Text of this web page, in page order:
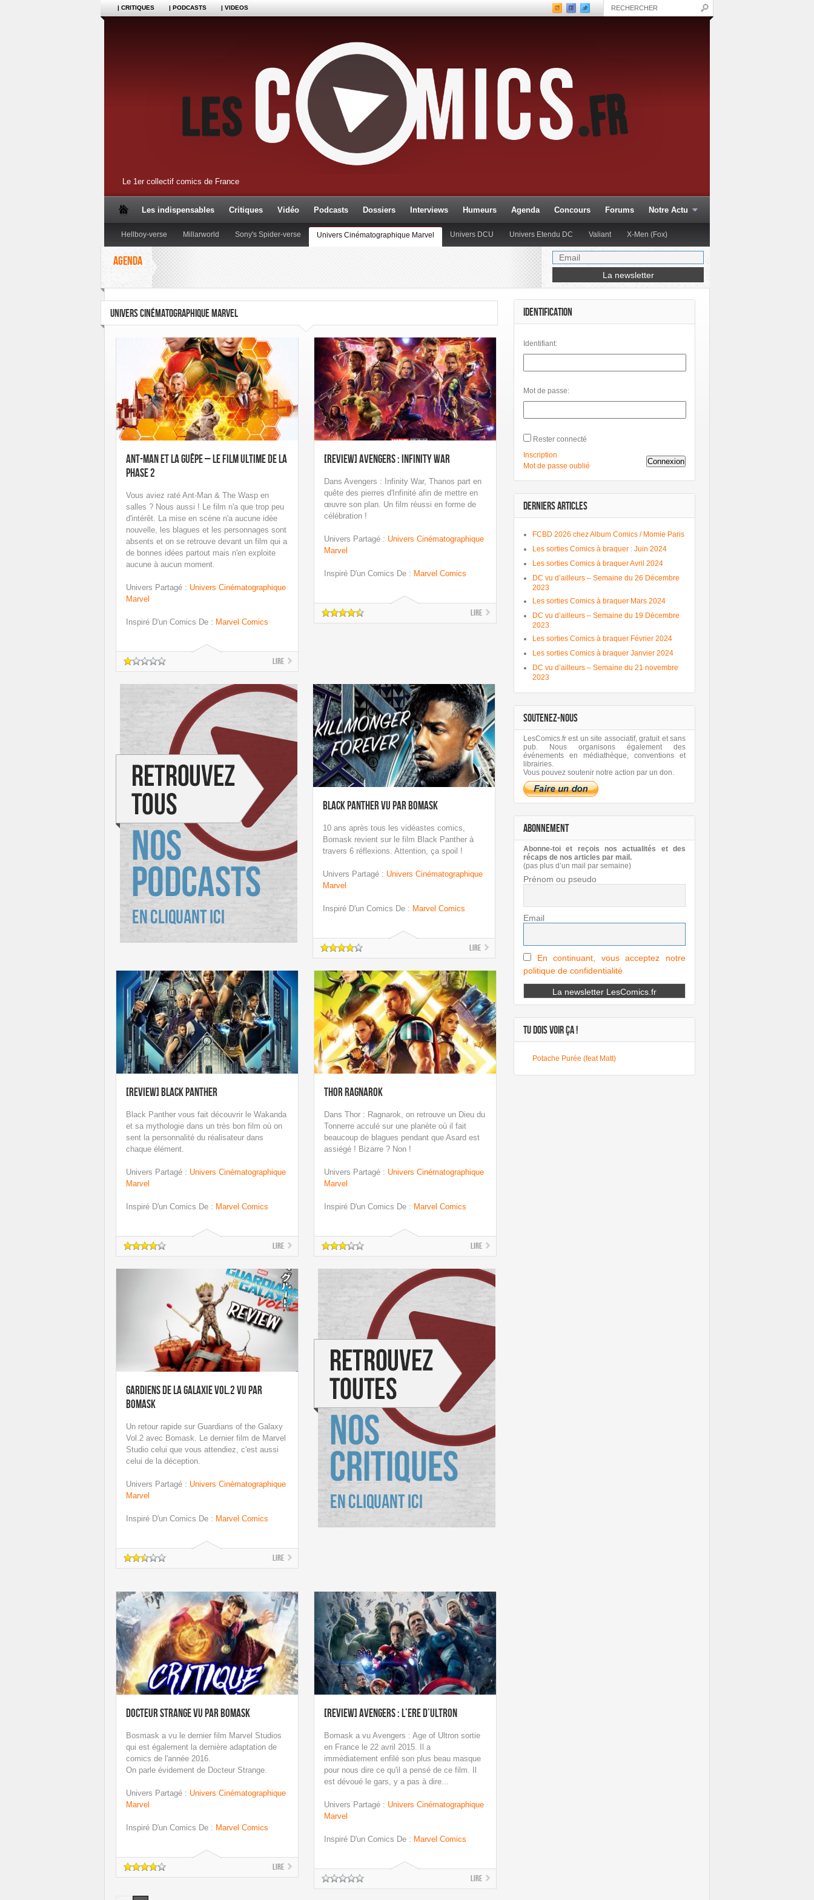
| CRITIQUES | PODCASTS | VIDEOS
Le 1er collectif comics de France
Les indispensables Critiques Vidéo Podcasts Dossiers Interviews Humeurs Agenda Concours Forums Notre Actu
Hellboy-verse Millarworld Sony's Spider-verse Univers Cinématographique Marvel Univers DCU Univers Etendu DC Valiant X-Men (Fox)
AGENDA
UNIVERS CINÉMATOGRAPHIQUE MARVEL
Ant-Man et la Guêpe – Le film ultime de la
Phase 2
Vous aviez raté Ant-Man & The Wasp en
salles ? Nous aussi ! Le film n'a que trop peu
d'intérêt. La mise en scène n'a aucune idée
nouvelle, les blagues et les personnages sont
absents et on se retrouve devant un film qui a
de bonnes idées partout mais n'en exploite
aucune à aucun moment.
Univers Partagé : Univers Cinématographique
Marvel
Inspiré D'un Comics De : Marvel Comics
Lire
[Review] Avengers : Infinity War
Dans Avengers : Infinity War, Thanos part en
quête des pierres d'Infinité afin de mettre en
œuvre son plan. Un film réussi en forme de
célébration !
Univers Partagé : Univers Cinématographique
Marvel
Inspiré D'un Comics De : Marvel Comics
Lire
Black Panther vu par Bomask
10 ans après tous les vidéastes comics,
Bomask revient sur le film Black Panther à
travers 6 réflexions. Attention, ça spoil !
Univers Partagé : Univers Cinématographique
Marvel
Inspiré D'un Comics De : Marvel Comics
Lire
[Review] Black Panther
Black Panther vous fait découvrir le Wakanda
et sa mythologie dans un très bon film où on
sent la personnalité du réalisateur dans
chaque élément.
Univers Partagé : Univers Cinématographique
Marvel
Inspiré D'un Comics De : Marvel Comics
Lire
Thor Ragnarok
Dans Thor : Ragnarok, on retrouve un Dieu du
Tonnerre acculé sur une planète où il fait
beaucoup de blagues pendant que Asard est
assiégé ! Bizarre ? Non !
Univers Partagé : Univers Cinématographique
Marvel
Inspiré D'un Comics De : Marvel Comics
Lire
Gardiens de la Galaxie Vol.2 vu par
Bomask
Un retour rapide sur Guardians of the Galaxy
Vol.2 avec Bomask. Le dernier film de Marvel
Studio celui que vous attendiez, c'est aussi
celui de la déception.
Univers Partagé : Univers Cinématographique
Marvel
Inspiré D'un Comics De : Marvel Comics
Lire
Docteur Strange vu par Bomask
Bosmask a vu le dernier film Marvel Studios
qui est également la dernière adaptation de
comics de l'année 2016.
On parle évidement de Docteur Strange.
Univers Partagé : Univers Cinématographique
Marvel
Inspiré D'un Comics De : Marvel Comics
Lire
[Review] Avengers : l’Ere d’Ultron
Bomask a vu Avengers : Age of Ultron sortie
en France le 22 avril 2015. Il a
immédiatement enfilé son plus beau masque
pour nous dire ce qu'il a pensé de ce film. Il
est dévoué le gars, y a pas à dire...
Univers Partagé : Univers Cinématographique
Marvel
Inspiré D'un Comics De : Marvel Comics
Lire
IDENTIFICATION
Identifiant:
Mot de passe:
Rester connecté
Connexion
Inscription
Mot de passe oublié
DERNIERS ARTICLES
FCBD 2026 chez Album Comics / Momie Paris
Les sorties Comics à braquer : Juin 2024
Les sorties Comics à braquer Avril 2024
DC vu d’ailleurs – Semaine du 26 Décembre
2023
Les sorties Comics à braquer Mars 2024
DC vu d’ailleurs – Semaine du 19 Décembre
2023
Les sorties Comics à braquer Février 2024
Les sorties Comics à braquer Janvier 2024
DC vu d’ailleurs – Semaine du 21 novembre
2023
SOUTENEZ-NOUS
LesComics.fr est un site associatif, gratuit et sans
pub. Nous organisons également des
événements en médiathèque, conventions et
librairies.
Vous pouvez soutenir notre action par un don.
ABONNEMENT
Abonne-toi et reçois nos actualités et des
récaps de nos articles par mail.
(pas plus d’un mail par semaine)
Prénom ou pseudo
Email
En continuant, vous acceptez notre
politique de confidentialité
TU DOIS VOIR ÇA !
Potache Purée (feat Matt)